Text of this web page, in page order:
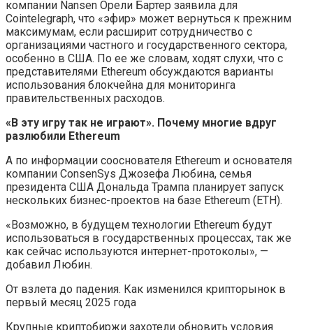
компании Nansen Орели Бартер заявила для
Cointelegraph, что «эфир» может вернуться к прежним
максимумам, если расширит сотрудничество с
организациями частного и государственного сектора,
особенно в США. По ее же словам, ходят слухи, что с
представителями Ethereum обсуждаются варианты
использования блокчейна для мониторинга
правительственных расходов.
«В эту игру так не играют». Почему многие вдруг
разлюбили Ethereum
А по информации сооснователя Ethereum и основателя
компании ConsenSys Джозефа Любина, семья
президента США Дональда Трампа планирует запуск
нескольких бизнес-проектов на базе Ethereum (ETH).
«Возможно, в будущем технологии Ethereum будут
использоваться в государственных процессах, так же
как сейчас используются интернет-протоколы», —
добавил Любин.
От взлета до падения. Как изменился крипторынок в
первый месяц 2025 года
Крупные криптобиржи захотели обновить условия